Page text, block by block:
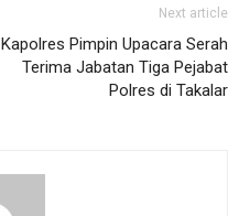
Next article
Kapolres Pimpin Upacara Serah
Terima Jabatan Tiga Pejabat
Polres di Takalar